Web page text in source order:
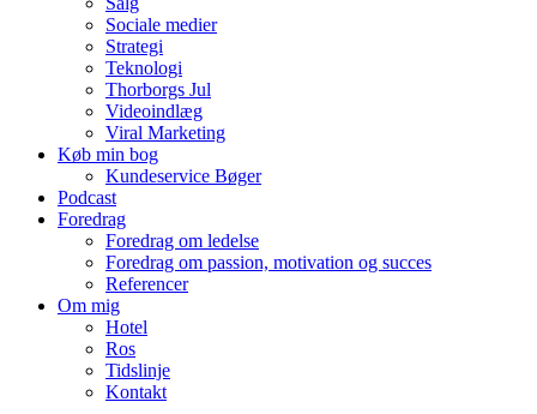
Sociale medier
Strategi
Teknologi
Thorborgs Jul
Videoindlæg
Viral Marketing
Køb min bog
Kundeservice Bøger
Podcast
Foredrag
Foredrag om ledelse
Foredrag om passion, motivation og succes
Referencer
Om mig
Hotel
Ros
Tidslinje
Kontakt